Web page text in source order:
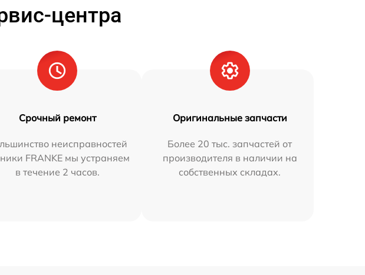
центра
Срочный ремонт
неисправностей
FRANKE мы устраняем
в течение 2 часов.
Оригинальные запчасти
Более 20 тыс. запчастей от
производителя в наличии на
собственных складах.